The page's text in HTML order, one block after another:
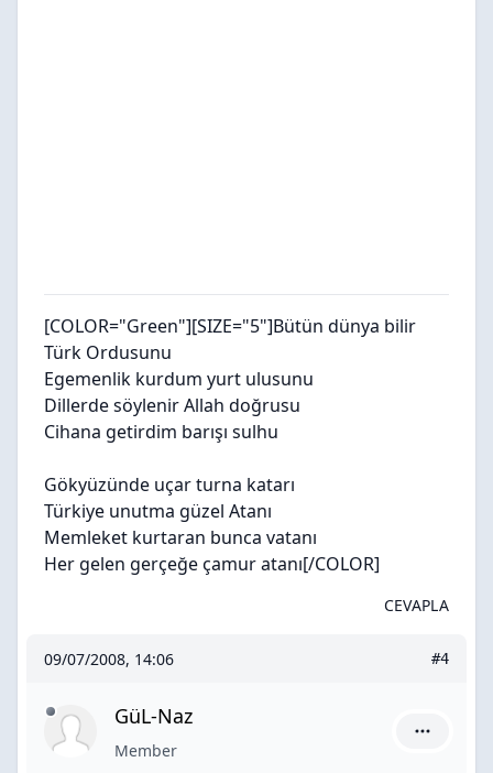
[COLOR="Green"][SIZE="5"]Bütün dünya bilir
Türk Ordusunu
Egemenlik kurdum yurt ulusunu
Dillerde söylenir Allah doğrusu
Cihana getirdim barışı sulhu
Gökyüzünde uçar turna katarı
Türkiye unutma güzel Atanı
Memleket kurtaran bunca vatanı
Her gelen gerçeğe çamur atanı[/COLOR]
CEVAPLA
09/07/2008, 14:06 #4
GüL-Naz
Member